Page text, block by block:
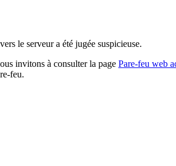
le serveur a été jugée suspicieuse.
invitons à consulter la page Pare-feu web
feu.